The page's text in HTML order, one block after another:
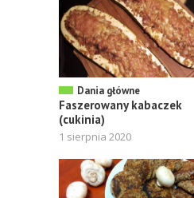
Dania główne
Faszerowany kabaczek
(cukinia)
1 sierpnia 2020